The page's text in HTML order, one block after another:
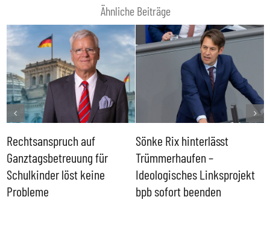
Ähnliche Beiträge
Rechtsanspruch auf
Ganztagsbetreuung für
Schulkinder löst keine
Probleme
Sönke Rix hinterlässt
Trümmerhaufen –
Ideologisches Linksprojekt
bpb sofort beenden